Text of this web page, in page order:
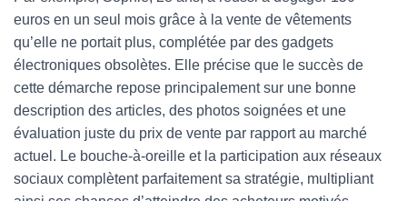
euros en un seul mois grâce à la vente de vêtements
qu’elle ne portait plus, complétée par des gadgets
électroniques obsolètes. Elle précise que le succès de
cette démarche repose principalement sur une bonne
description des articles, des photos soignées et une
évaluation juste du prix de vente par rapport au marché
actuel. Le bouche-à-oreille et la participation aux réseaux
sociaux complètent parfaitement sa stratégie, multipliant